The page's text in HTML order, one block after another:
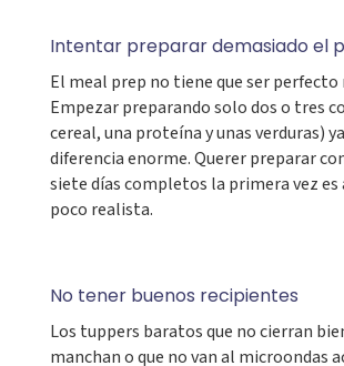
Intentar preparar demasiado el
El meal prep no tiene que ser perfecto
Empezar preparando solo dos o tres
cereal, una proteína y unas verduras)
diferencia enorme. Querer preparar
siete días completos la primera vez
poco realista.
No tener buenos recipientes
Los tuppers baratos que no cierran
manchan o que no van al microondas